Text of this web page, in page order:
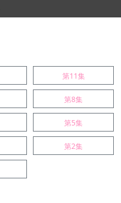
第11集
第8集
第5集
第2集